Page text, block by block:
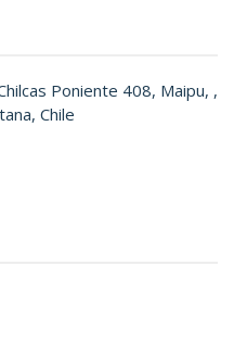
Poniente 408, Maipu, ,
Chile